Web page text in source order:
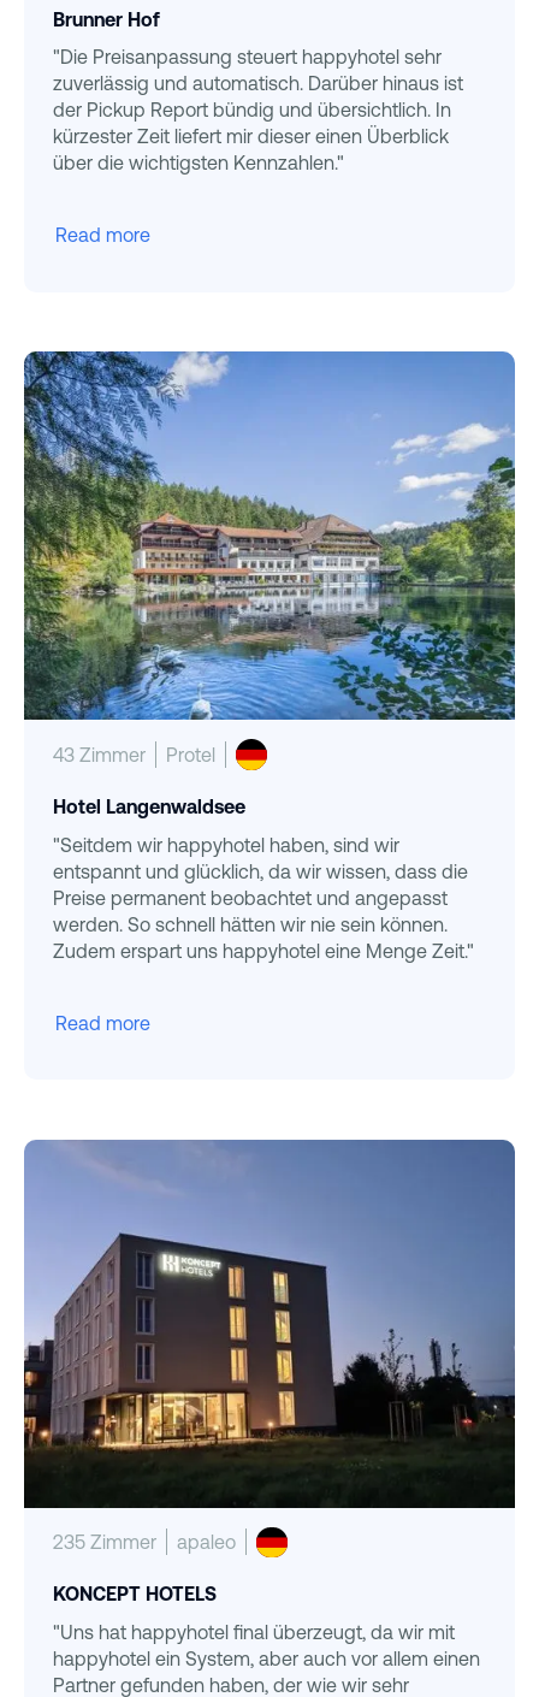
Brunner Hof
"Die Preisanpassung steuert happyhotel sehr
zuverlässig und automatisch. Darüber hinaus ist
der Pickup Report bündig und übersichtlich. In
kürzester Zeit liefert mir dieser einen Überblick
über die wichtigsten Kennzahlen."
Read more
43 Zimmer Protel
Hotel Langenwaldsee
"Seitdem wir happyhotel haben, sind wir
entspannt und glücklich, da wir wissen, dass die
Preise permanent beobachtet und angepasst
werden. So schnell hätten wir nie sein können.
Zudem erspart uns happyhotel eine Menge Zeit."
Read more
235 Zimmer apaleo
KONCEPT HOTELS
"Uns hat happyhotel final überzeugt, da wir mit
happyhotel ein System, aber auch vor allem einen
Partner gefunden haben, der wie wir sehr